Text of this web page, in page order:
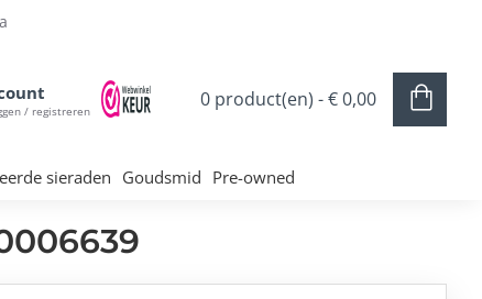
/ registreren 0 product(en) - € 0,00
sieraden Goudsmid Pre-owned